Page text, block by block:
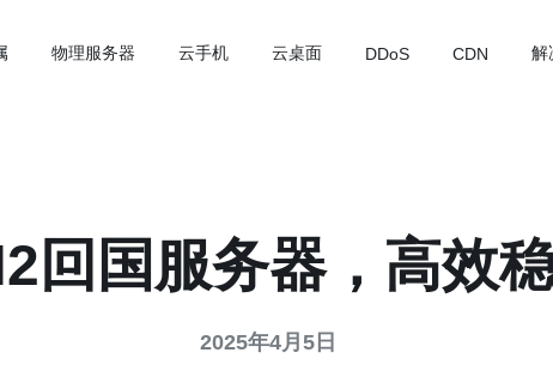
物理服务器 云手机 云桌面 DDoS CDN 解
回国服务器，高效
2025年4月5日